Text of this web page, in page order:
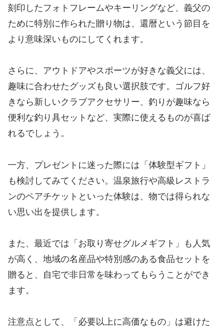
刻印したフォトフレームやキーリングなど、義父の
ために特別に作られた贈り物は、還暦という節目を
より意味深いものにしてくれます。
さらに、アウトドアやスポーツが好きな義父には、
趣味に合わせたグッズも良い選択肢です。ゴルフ好
きなら新しいクラブアクセサリー、釣りが趣味なら
便利な釣り具セットなど、実際に使えるものが喜ば
れるでしょう。
一方、プレゼントに迷った際には「体験型ギフト」
も検討してみてください。温泉旅行や高級レストラ
ンのペアチケットといった体験は、物では得られな
い思い出を提供します。
また、最近では「お取り寄せグルメギフト」も人気
が高く、地域の名産品や特別感のある食品セットを
贈ると、自宅で非日常を味わってもらうことができ
ます。
注意点として、「必要以上に高価なもの」は避けた